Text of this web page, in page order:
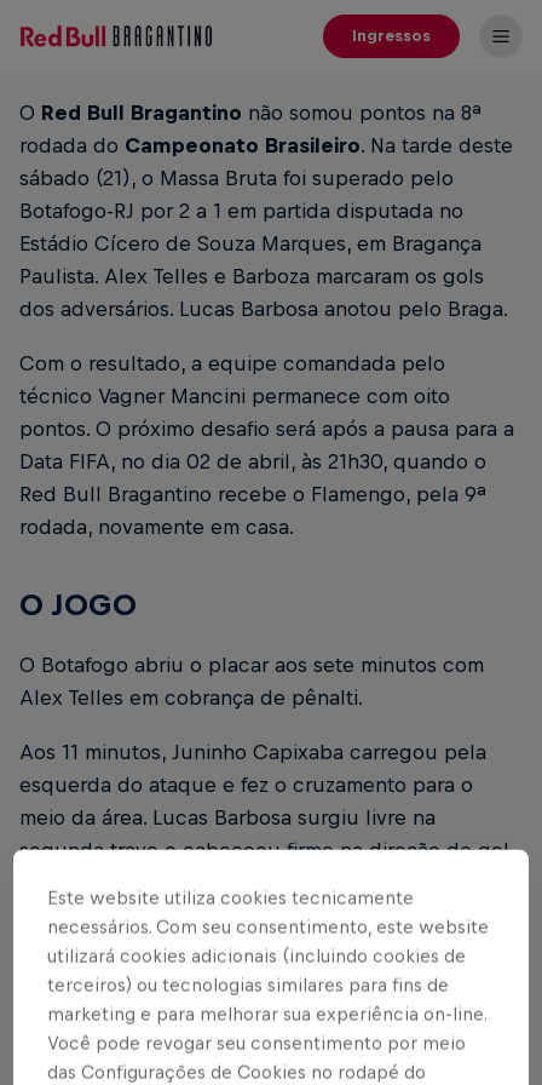
Ingressos
O Red Bull Bragantino não somou pontos na 8ª
rodada do Campeonato Brasileiro. Na tarde deste
sábado (21), o Massa Bruta foi superado pelo
Botafogo-RJ por 2 a 1 em partida disputada no
Estádio Cícero de Souza Marques, em Bragança
Paulista. Alex Telles e Barboza marcaram os gols
dos adversários. Lucas Barbosa anotou pelo Braga.
Com o resultado, a equipe comandada pelo
técnico Vagner Mancini permanece com oito
pontos. O próximo desafio será após a pausa para a
Data FIFA, no dia 02 de abril, às 21h30, quando o
Red Bull Bragantino recebe o Flamengo, pela 9ª
rodada, novamente em casa.
O JOGO
O Botafogo abriu o placar aos sete minutos com
Alex Telles em cobrança de pênalti.
Aos 11 minutos, Juninho Capixaba carregou pela
esquerda do ataque e fez o cruzamento para o
meio da área. Lucas Barbosa surgiu livre na
segunda trave e cabeceou firme na direção do gol.
Pouco depois, aos 13 minutos, Lucas Barbosa
recebeu na faixa direita da intermediária, dominou,
girou o corpo, carregou para o meio e soltou uma
pancada de perna esquerda. Raul fez a defesa e
mandou para escanteio.
Este website utiliza cookies tecnicamente
necessários. Com seu consentimento, este website
utilizará cookies adicionais (incluindo cookies de
terceiros) ou tecnologias similares para fins de
marketing e para melhorar sua experiência on-line.
Você pode revogar seu consentimento por meio
das Configurações de Cookies no rodapé do